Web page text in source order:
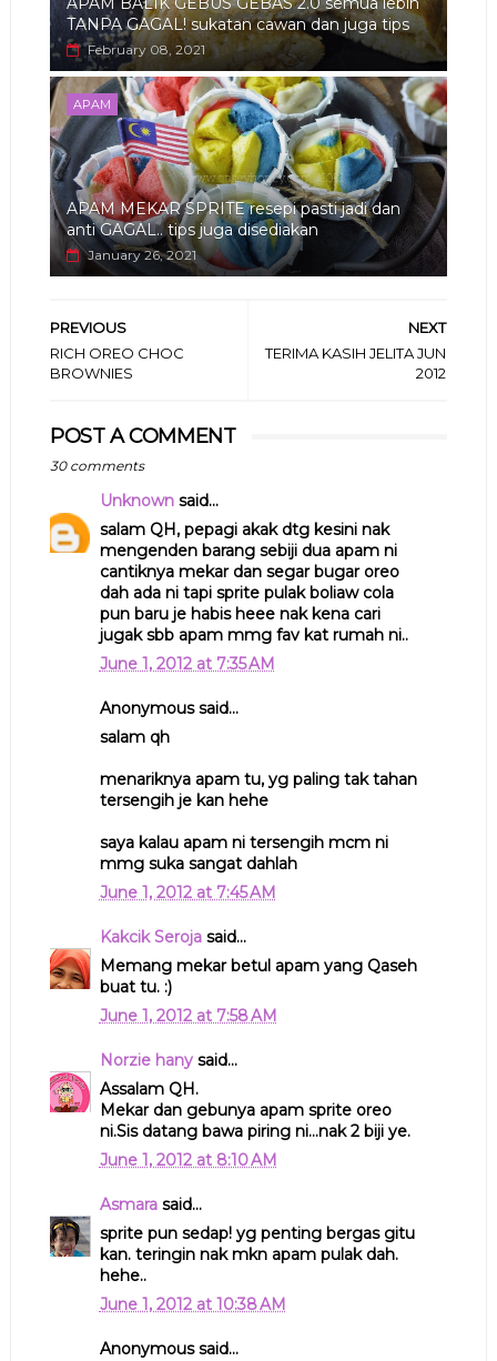
TANPA GAGAL! sukatan cawan dan juga tips
February 08, 2021
APAM
APAM MEKAR SPRITE resepi pasti jadi dan
anti GAGAL.. tips juga disediakan
January 26, 2021
NEXT
TERIMA KASIH JELITA JUN
2012
PREVIOUS
RICH OREO CHOC
BROWNIES
POST A COMMENT
30 comments
Unknownsaid...
salam QH, pepagi akak dtg kesini nak
mengenden barang sebiji dua apam ni
cantiknya mekar dan segar bugar oreo
dah ada ni tapi sprite pulak boliaw cola
pun baru je habis heee nak kena cari
jugak sbb apam mmg fav kat rumah ni..
June 1, 2012 at 7:35 AM
Anonymous said...
salam qh
menariknya apam tu, yg paling tak tahan
tersengih je kan hehe
saya kalau apam ni tersengih mcm ni
mmg suka sangat dahlah
June 1, 2012 at 7:45 AM
Kakcik Serojasaid...
Memang mekar betul apam yang Qaseh
buat tu. :)
June 1, 2012 at 7:58 AM
Norzie hanysaid...
Assalam QH.
Mekar dan gebunya apam sprite oreo
ni.Sis datang bawa piring ni...nak 2 biji ye.
June 1, 2012 at 8:10 AM
Asmarasaid...
sprite pun sedap! yg penting bergas gitu
kan. teringin nak mkn apam pulak dah.
hehe..
June 1, 2012 at 10:38 AM
Anonymous said...